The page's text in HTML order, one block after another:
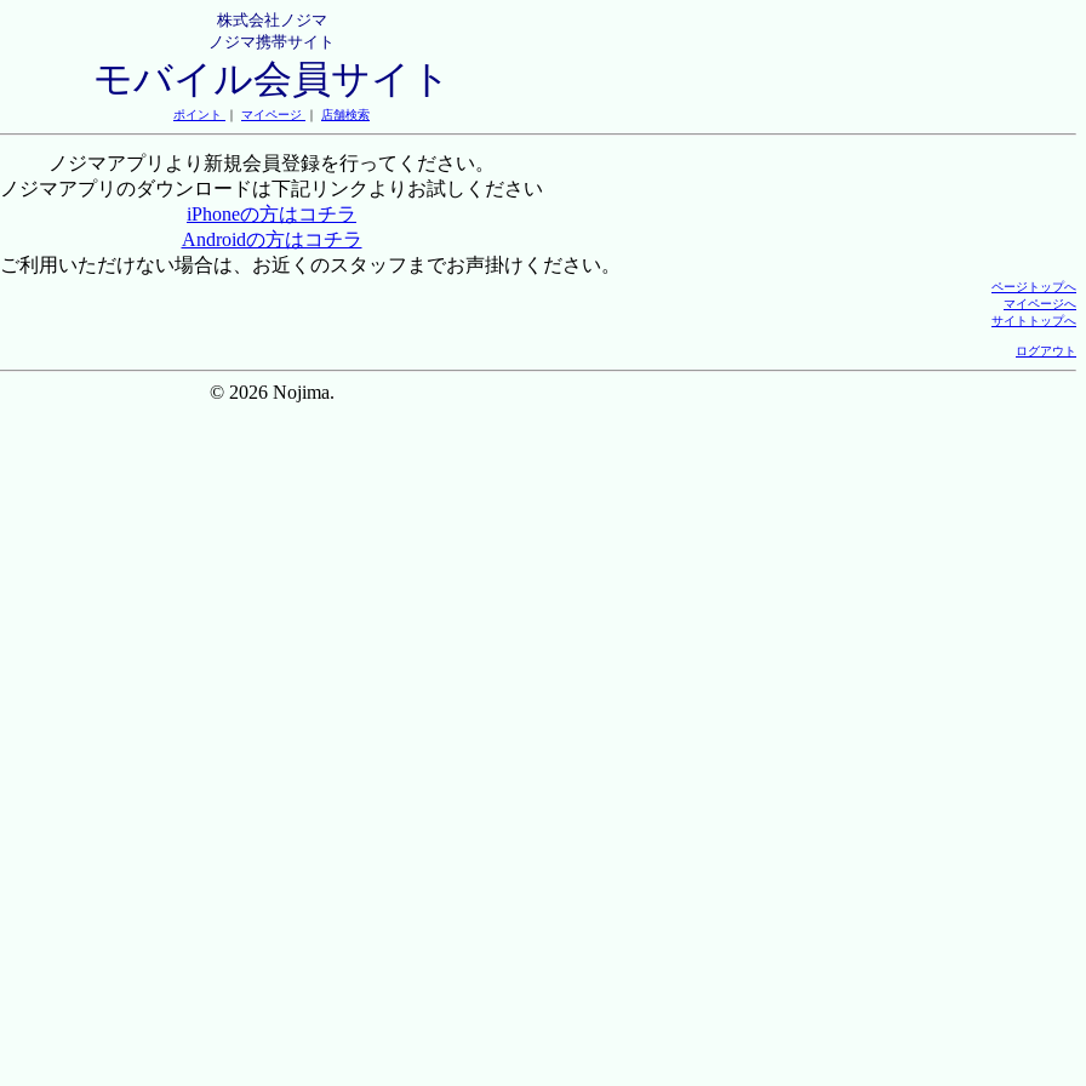
株式会社ノジマ
ノジマ携帯サイト
モバイル会員サイト
ポイント ｜ マイページ ｜ 店舗検索
ノジマアプリより新規会員登録を行ってください。
ノジマアプリのダウンロードは下記リンクよりお試しください
iPhoneの方はコチラ
Androidの方はコチラ
利用いただけない場合は、お近くのスタッフまでお声掛けください。
ページトップへ
マイページへ
サイトトップへ
ログアウト
© 2026 Nojima.